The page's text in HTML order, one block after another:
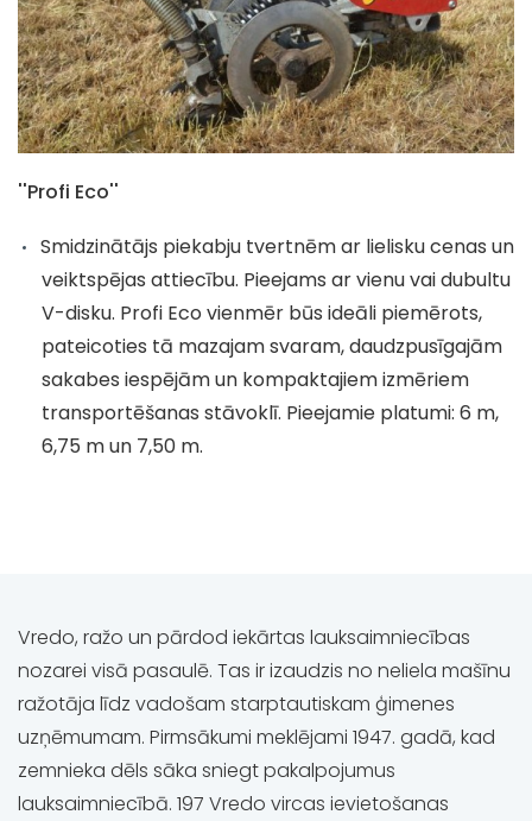
''Profi Eco''
Smidzinātājs piekabju tvertnēm ar lielisku cenas un
veiktspējas attiecību. Pieejams ar vienu vai dubultu
V-disku. Profi Eco vienmēr būs ideāli piemērots,
pateicoties tā mazajam svaram, daudzpusīgajām
sakabes iespējām un kompaktajiem izmēriem
transportēšanas stāvoklī. Pieejamie platumi: 6 m,
6,75 m un 7,50 m.
Vredo, ražo un pārdod iekārtas lauksaimniecības
nozarei visā pasaulē. Tas ir izaudzis no neliela mašīnu
ražotāja līdz vadošam starptautiskam ģimenes
uzņēmumam. Pirmsākumi meklējami 1947. gadā, kad
zemnieka dēls sāka sniegt pakalpojumus
lauksaimniecībā. 197 Vredo vircas ievietošanas